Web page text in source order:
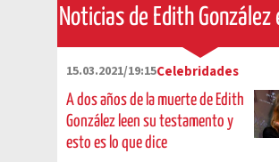
Noticias de Edith González
15.03.2021/19:15Celebridades
A dos años de la muerte de Edith
González leen su testamento y
esto es lo que dice